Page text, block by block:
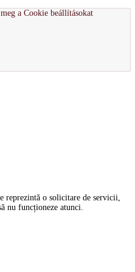
a Cookie beállításokat
reprezintă o solicitare de servicii,
nu funcționeze atunci.